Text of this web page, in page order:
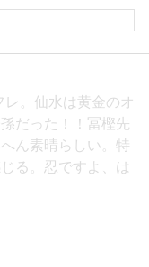
。仙水は黄金のオ
だった！！冨樫先
ん素晴らしい。特
る。忍ですよ、は